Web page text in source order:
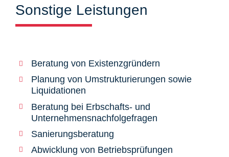
Sonstige Leistungen
Beratung von Existenzgründern
Planung von Umstrukturierungen sowie
Liquidationen
Beratung bei Erbschafts- und
Unternehmensnachfolgefragen
Sanierungsberatung
Abwicklung von Betriebsprüfungen